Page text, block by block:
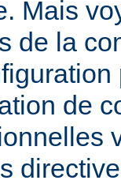
Mais
de la
de